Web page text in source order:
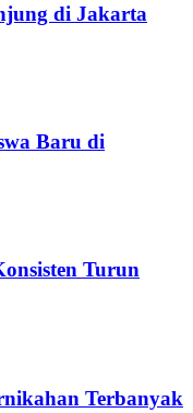
di Jakarta
Baru di
Turun
Terbanyak